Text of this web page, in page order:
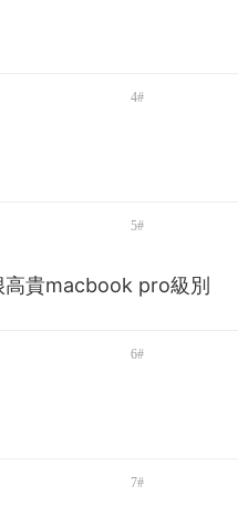
4#
5#
高貴macbook pro級別
6#
7#